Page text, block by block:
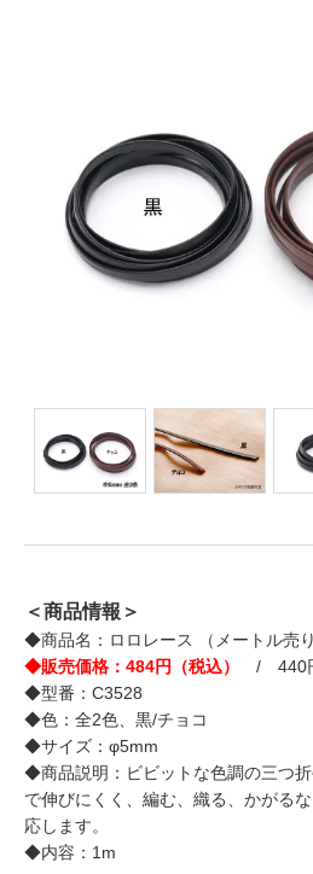
＜商品情報＞
◆商品名：ロロレース （メートル売り
◆販売価格：484円（税込）
/ 440円
◆型番：C3528
◆色：全2色、黒/チョコ
◆サイズ：φ5mm
◆商品説明：ビビットな色調の三つ
で伸びにくく、編む、織る、かがる
応します。
◆内容：1m